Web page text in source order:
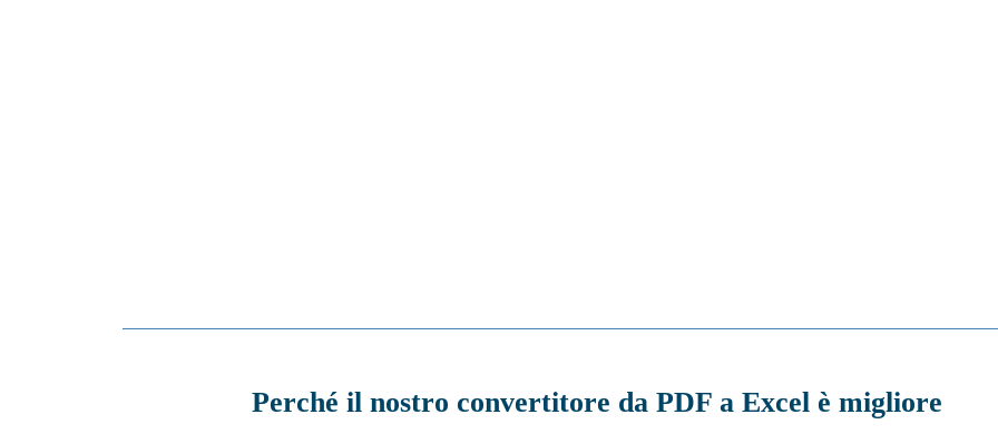
Perché il nostro convertitore da PDF a Excel è migliore